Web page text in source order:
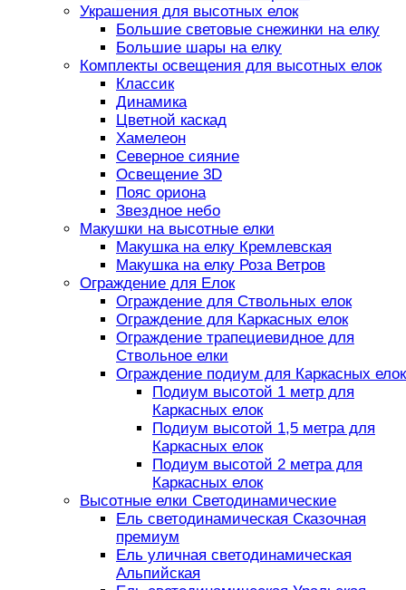
Украшения для высотных елок
Большие световые снежинки на елку
Большие шары на елку
Комплекты освещения для высотных елок
Классик
Динамика
Цветной каскад
Хамелеон
Северное сияние
Освещение 3D
Пояс ориона
Звездное небо
Макушки на высотные елки
Макушка на елку Кремлевская
Макушка на елку Роза Ветров
Ограждение для Елок
Ограждение для Ствольных елок
Ограждение для Каркасных елок
Ограждение трапециевидное для
Ствольное елки
Ограждение подиум для Каркасных елок
Подиум высотой 1 метр для
Каркасных елок
Подиум высотой 1,5 метра для
Каркасных елок
Подиум высотой 2 метра для
Каркасных елок
Высотные елки Светодинамические
Ель светодинамическая Сказочная
премиум
Ель уличная светодинамическая
Альпийская